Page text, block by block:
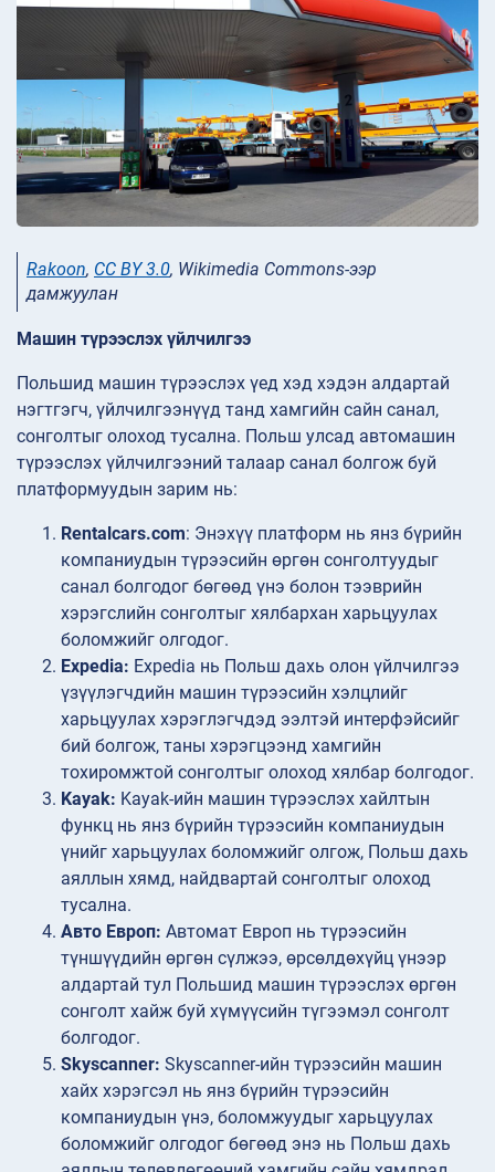
Rakoon, CC BY 3.0, Wikimedia Commons-ээр
дамжуулан
Машин түрээслэх үйлчилгээ
Польшид машин түрээслэх үед хэд хэдэн алдартай
нэгтгэгч, үйлчилгээнүүд танд хамгийн сайн санал,
сонголтыг олоход тусална. Польш улсад автомашин
түрээслэх үйлчилгээний талаар санал болгож буй
платформуудын зарим нь:
Rentalcars.com: Энэхүү платформ нь янз бүрийн
компаниудын түрээсийн өргөн сонголтуудыг
санал болгодог бөгөөд үнэ болон тээврийн
хэрэгслийн сонголтыг хялбархан харьцуулах
боломжийг олгодог.
Expedia: Expedia нь Польш дахь олон үйлчилгээ
үзүүлэгчдийн машин түрээсийн хэлцлийг
харьцуулах хэрэглэгчдэд ээлтэй интерфэйсийг
бий болгож, таны хэрэгцээнд хамгийн
тохиромжтой сонголтыг олоход хялбар болгодог.
Kayak: Kayak-ийн машин түрээслэх хайлтын
функц нь янз бүрийн түрээсийн компаниудын
үнийг харьцуулах боломжийг олгож, Польш дахь
аяллын хямд, найдвартай сонголтыг олоход
тусална.
Авто Европ: Автомат Европ нь түрээсийн
түншүүдийн өргөн сүлжээ, өрсөлдөхүйц үнээр
алдартай тул Польшид машин түрээслэх өргөн
сонголт хайж буй хүмүүсийн түгээмэл сонголт
болгодог.
Skyscanner: Skyscanner-ийн түрээсийн машин
хайх хэрэгсэл нь янз бүрийн түрээсийн
компаниудын үнэ, боломжуудыг харьцуулах
боломжийг олгодог бөгөөд энэ нь Польш дахь